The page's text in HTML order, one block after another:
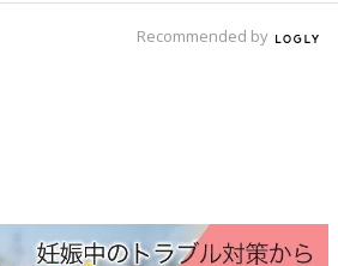
Recommended by